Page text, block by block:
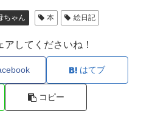
ちゃん 本 絵日記
アしてくださいね！
はてブ
コピー